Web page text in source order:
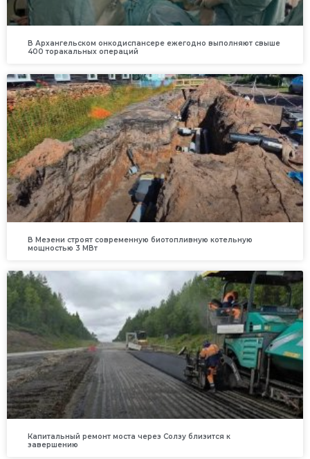
В Архангельском онкодиспансере ежегодно выполняют свыше
400 торакальных операций
В Мезени строят современную биотопливную котельную
мощностью 3 МВт
Капитальный ремонт моста через Солзу близится к
завершению